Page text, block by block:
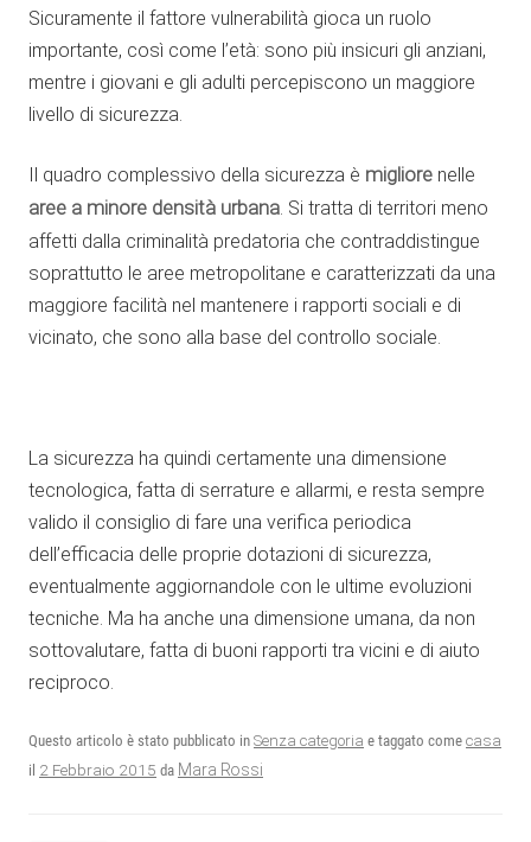
Sicuramente il fattore vulnerabilità gioca un ruolo
importante, così come l’età: sono più insicuri gli anziani,
mentre i giovani e gli adulti percepiscono un maggiore
livello di sicurezza.
Il quadro complessivo della sicurezza è migliore nelle
aree a minore densità urbana. Si tratta di territori meno
affetti dalla criminalità predatoria che contraddistingue
soprattutto le aree metropolitane e caratterizzati da una
maggiore facilità nel mantenere i rapporti sociali e di
vicinato, che sono alla base del controllo sociale.
La sicurezza ha quindi certamente una dimensione
tecnologica, fatta di serrature e allarmi, e resta sempre
valido il consiglio di fare una verifica periodica
dell’efficacia delle proprie dotazioni di sicurezza,
eventualmente aggiornandole con le ultime evoluzioni
tecniche. Ma ha anche una dimensione umana, da non
sottovalutare, fatta di buoni rapporti tra vicini e di aiuto
reciproco.
Questo articolo è stato pubblicato in Senza categoria e taggato come casa
il 2 Febbraio 2015 da Mara Rossi